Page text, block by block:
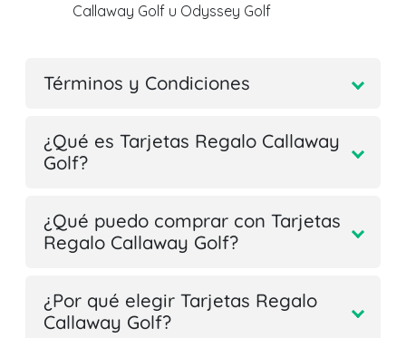
Callaway Golf u Odyssey Golf
Términos y Condiciones
¿Qué es Tarjetas Regalo Callaway
Golf?
¿Qué puedo comprar con Tarjetas
Regalo Callaway Golf?
¿Por qué elegir Tarjetas Regalo
Callaway Golf?